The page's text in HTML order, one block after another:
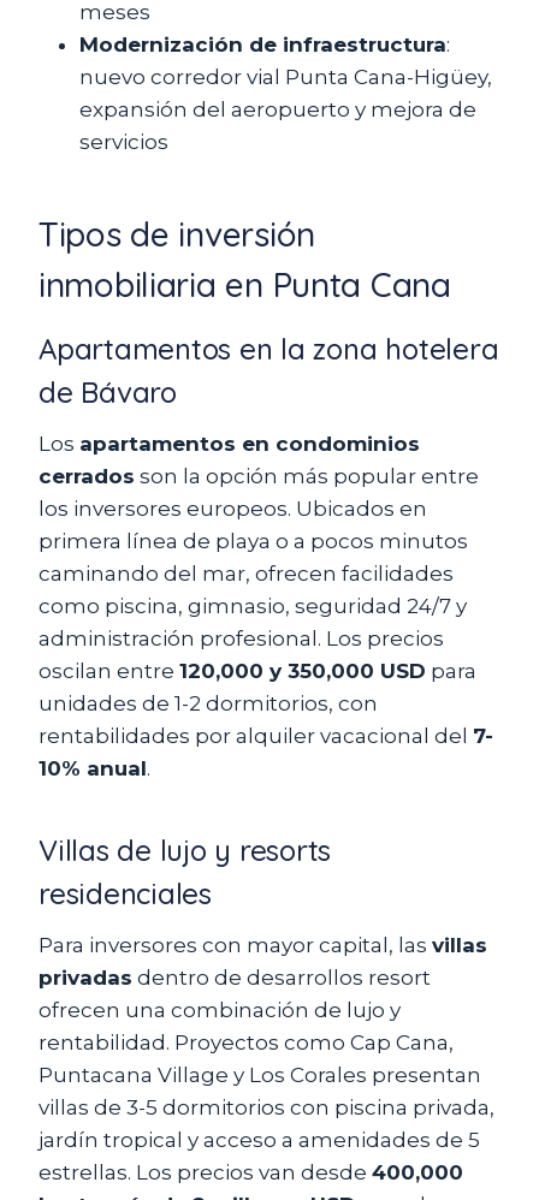
meses
Modernización de infraestructura:
nuevo corredor vial Punta Cana-Higüey,
expansión del aeropuerto y mejora de
servicios
Tipos de inversión
inmobiliaria en Punta Cana
Apartamentos en la zona hotelera
de Bávaro
Los apartamentos en condominios
cerrados son la opción más popular entre
los inversores europeos. Ubicados en
primera línea de playa o a pocos minutos
caminando del mar, ofrecen facilidades
como piscina, gimnasio, seguridad 24/7 y
administración profesional. Los precios
oscilan entre 120,000 y 350,000 USD para
unidades de 1-2 dormitorios, con
rentabilidades por alquiler vacacional del 7-
10% anual.
Villas de lujo y resorts
residenciales
Para inversores con mayor capital, las villas
privadas dentro de desarrollos resort
ofrecen una combinación de lujo y
rentabilidad. Proyectos como Cap Cana,
Puntacana Village y Los Corales presentan
villas de 3-5 dormitorios con piscina privada,
jardín tropical y acceso a amenidades de 5
estrellas. Los precios van desde 400,000